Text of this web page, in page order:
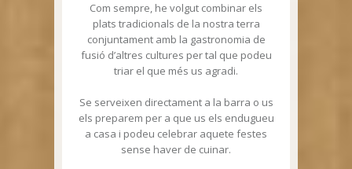
Com sempre, he volgut combinar els
plats tradicionals de la nostra terra
conjuntament amb la gastronomia de
fusió d’altres cultures per tal que podeu
triar el que més us agradi.
Se serveixen directament a la barra o us
els preparem per a que us els endugueu
a casa i podeu celebrar aquete festes
sense haver de cuinar.